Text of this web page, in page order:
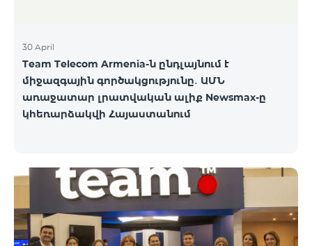
30 April
Team Telecom Armenia-ն ընդլայնում է
միջազգային գործակցությունը․ ԱՄՆ
առաջատար լրատվական ալիք Newsmax-ը
կհեռարձակվի Հայաստանում